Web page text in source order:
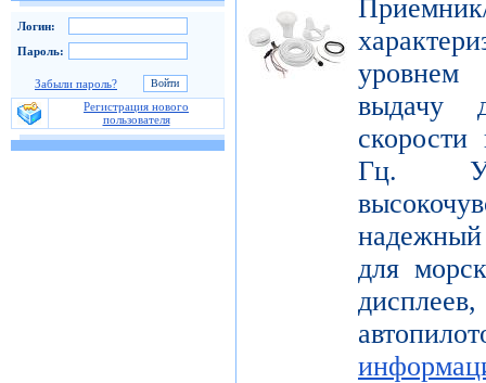
Логин:
Пароль:
Забыли пароль?
Регистрация нового
пользователя
уровнем
выдачу
Гц.
для